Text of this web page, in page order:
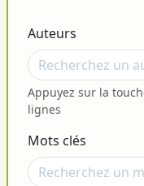
Auteurs
Appuyez sur la
lignes
Mots clés